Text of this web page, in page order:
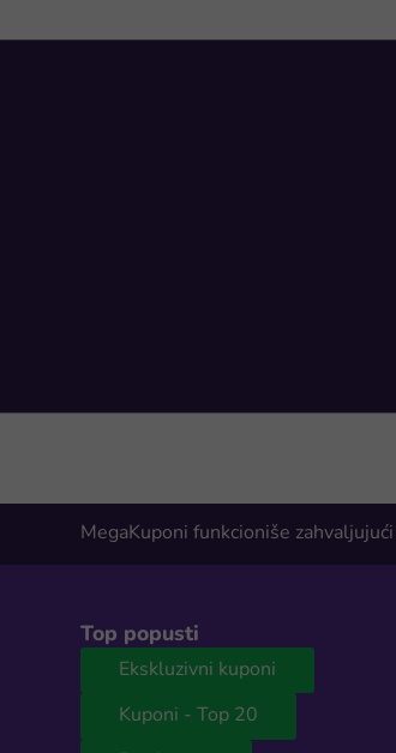
MegaKuponi funkcioniše
Top popusti
Ekskluzivni kuponi
Kuponi - Top 20